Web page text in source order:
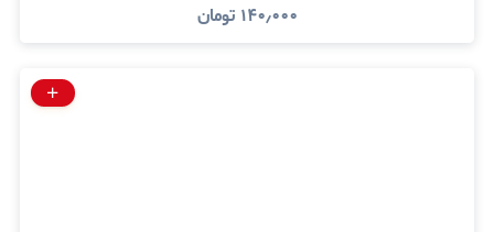
۱۴۰٫۰۰۰ تومان